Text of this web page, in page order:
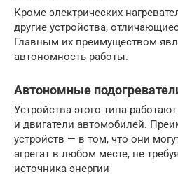
Кроме электрических
другие устройства,
Главным их преимуществом
автономность работы.
Автономные
Устройства этого типа
и двигатели автомобилей.
устройств — в том, что они
агрегат в любом месте, не
источника энергии